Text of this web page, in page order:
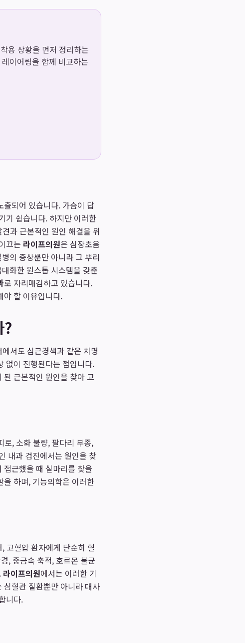
용 상황을 먼저 정리하는
이어링을 함께 비교하는
되어 있습니다. 가슴이 답
기 쉽습니다. 하지만 이러한
과 근본적인 원인 해결을 위
끄는 라이프의원은 심장초음
의 증상뿐만 아니라 그 뿌리
화한 원스톱 시스템을 갖춘
로 자리매김하고 있습니다.
야 할 이유입니다.
서도 심근경색과 같은 치명
없이 진행된다는 점입니다.
근본적인 원인을 찾아 교
로, 소화 불량, 팔다리 부종,
내과 검진에서는 원인을 찾
근했을 때 실마리를 찾을
하며, 기능의학은 이러한
고혈압 환자에게 단순히 혈
, 중금속 축적, 호르몬 불균
라이프의원에서는 이러한 기
혈관 질환뿐만 아니라 대사
니다.